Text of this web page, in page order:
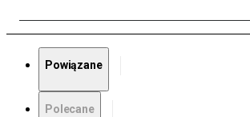
Powiązane
Polecane